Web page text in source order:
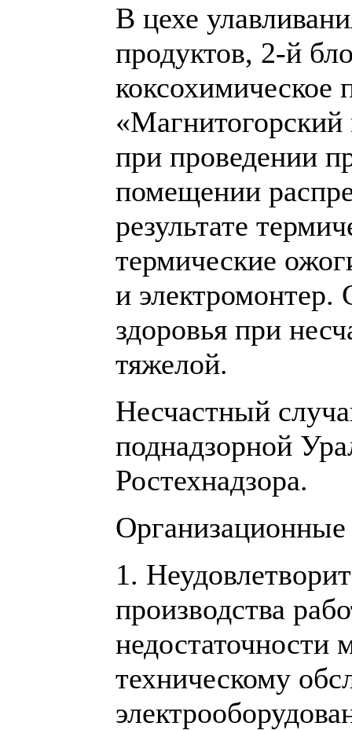
В цехе
продуктов, 2-й
«Магнитогорский
при проведении
помещении
результате
термические
и электромонтер.
здоровья при
тяжелой.
Несчастный
поднадзорной
Ростехнадзора.
1.
производства
недостаточности
техническому